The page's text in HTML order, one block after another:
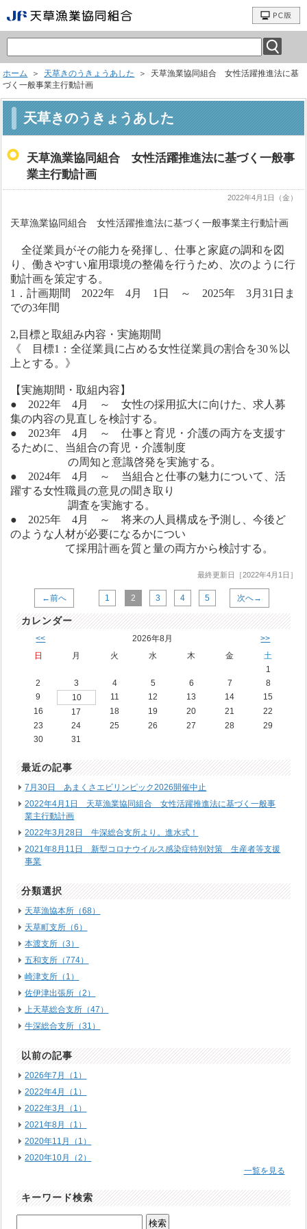
ホーム ＞ 天草きのうきょうあした
＞ 天草漁業協同組合 女性活躍推進法に基
づく一般事業主行動計画
天草きのうきょうあした
天草漁業協同組合 女性活躍推進法に基づく一般事
業主行動計画
2022年4月1日（金）
天草漁業協同組合 女性活躍推進法に基づく一般事業主行動計画
全従業員がその能力を発揮し、仕事と家庭の調和を図
り、働きやすい雇用環境の整備を行うため、次のように行
動計画を策定する。
1．計画期間 2022年 4月 1日 ～ 2025年 3月31日ま
での3年間
2,目標と取組み内容・実施期間
《 目標1：全従業員に占める女性従業員の割合を30％以
上とする。》
【実施期間・取組内容】
● 2022年 4月 ～ 女性の採用拡大に向けた、求人募
集の内容の見直しを検討する。
● 2023年 4月 ～ 仕事と育児・介護の両方を支援す
るために、当組合の育児・介護制度
の周知と意識啓発を実施する。
● 2024年 4月 ～ 当組合と仕事の魅力について、活
躍する女性職員の意見の聞き取り
調査を実施する。
● 2025年 4月 ～ 将来の人員構成を予測し、今後ど
のような人材が必要になるかについ
て採用計画を質と量の両方から検討する。
最終更新日［2022年4月1日］
←前へ 1 2 3 4 5 次へ→
カレンダー
<< 2026年8月 >>
日 月 火 水 木 金
土
1
2
3 4 5 6 7
8
9
10 11 12 13 14
15
16
17 18 19 20 21
22
23
24 25 26 27 28
29
30
31
最近の記事
7月30日 あまくさエビリンピック2026開催中止
2022年4月1日 天草漁業協同組合 女性活躍推進法に基づく一般事
業主行動計画
2022年3月28日 牛深総合支所より。進水式！
2021年8月11日 新型コロナウイルス感染症特別対策 生産者等支援
事業
分類選択
天草漁協本所（68）
天草町支所（6）
本渡支所（3）
五和支所（774）
崎津支所（1）
佐伊津出張所（2）
上天草総合支所（47）
牛深総合支所（31）
以前の記事
2026年7月（1）
2022年4月（1）
2022年3月（1）
2021年8月（1）
2020年11月（1）
2020年10月（2）
一覧を見る
キーワード検索